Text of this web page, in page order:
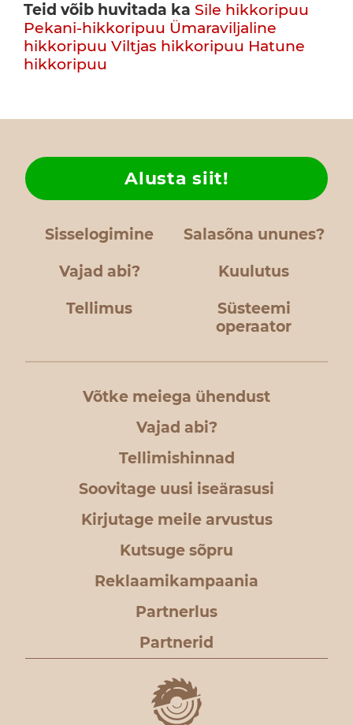
Teid võib huvitada ka Sile hikkoripuu
Pekani-hikkoripuu Ümaraviljaline
hikkoripuu Viltjas hikkoripuu Hatune
hikkoripuu
Sisselogimine Salasõna ununes?
Vajad abi?
Alusta siit!
Kuulutus
Tellimus
Süsteemi
operaator
Võtke meiega ühendust
Vajad abi?
Tellimishinnad
Soovitage uusi iseärasusi
Kirjutage meile arvustus
Kutsuge sõpru
Reklaamikampaania
Partnerlus
Partnerid